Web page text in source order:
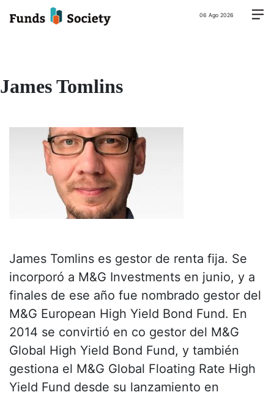
06 Ago 2026
James Tomlins
James Tomlins es gestor de renta fija. Se
incorporó a M&G Investments en junio, y a
finales de ese año fue nombrado gestor del
M&G European High Yield Bond Fund. En
2014 se convirtió en co gestor del M&G
Global High Yield Bond Fund, y también
gestiona el M&G Global Floating Rate High
Yield Fund desde su lanzamiento en